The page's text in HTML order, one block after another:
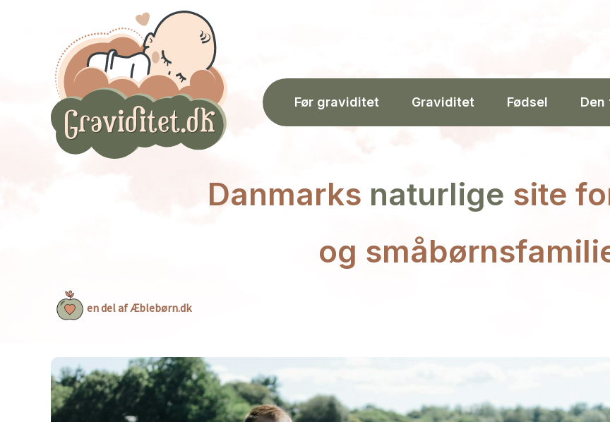
Før graviditet Graviditet Fødsel
Danmarks naturlige site
og
en del af Æblebørn.dk